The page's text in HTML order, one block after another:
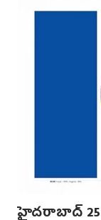
హైదరాబాద్ 25